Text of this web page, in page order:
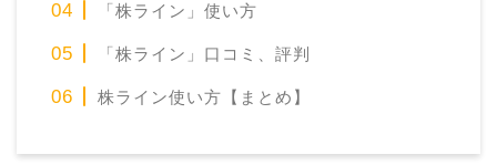
「株ライン」使い方
「株ライン」口コミ、評判
株ライン使い方【まとめ】